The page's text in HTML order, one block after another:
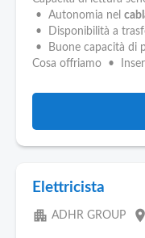
• Autonomia nel
• Disponibilità a
• Buone capacità di
Cosa offriamo •
Elettricista
apartment ADHR GROUP place